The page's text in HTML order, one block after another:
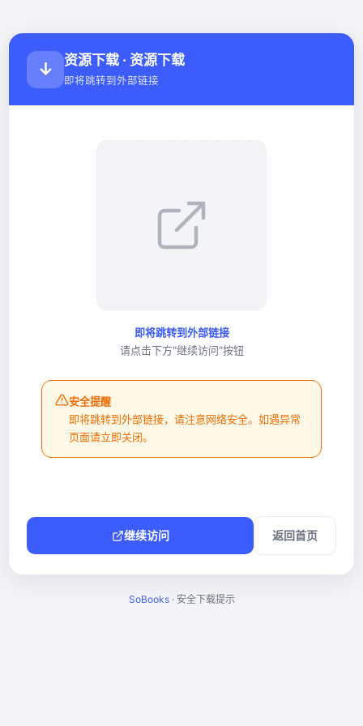
↓ 资源下载 · 资源下载
即将跳转到外部链接
即将跳转到外部链接
请点击下方"继续访问"按钮
安全提醒
即将跳转到外部链接，请注意网络安全。如遇异常
页面请立即关闭。
继续访问 返回首页
SoBooks· 安全下载提示